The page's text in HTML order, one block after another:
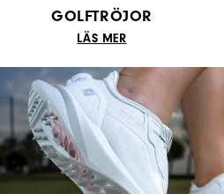
GOLFTRÖJOR
LÄS MER